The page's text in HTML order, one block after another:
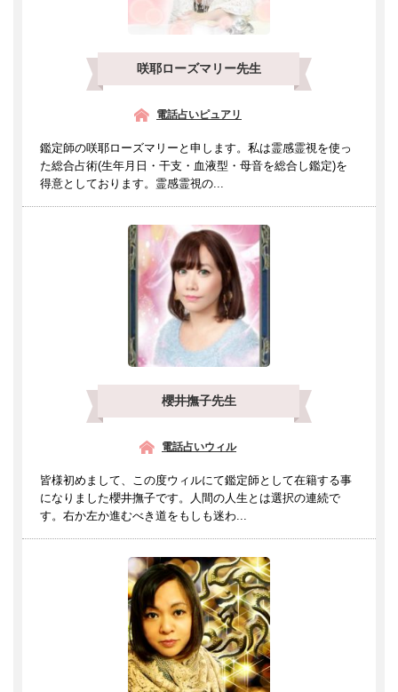
咲耶ローズマリー先生
電話占いピュアリ
鑑定師の咲耶ローズマリーと申します。私は霊感霊視を使っ
た総合占術(生年月日・干支・血液型・母音を総合し鑑定)を
得意としております。霊感霊視の...
櫻井撫子先生
電話占いウィル
皆様初めまして、この度ウィルにて鑑定師として在籍する事
になりました櫻井撫子です。人間の人生とは選択の連続で
す。右か左か進むべき道をもしも迷わ...